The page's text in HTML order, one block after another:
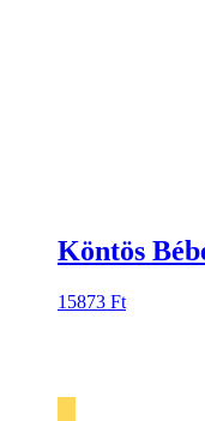
Köntös
15873 Ft